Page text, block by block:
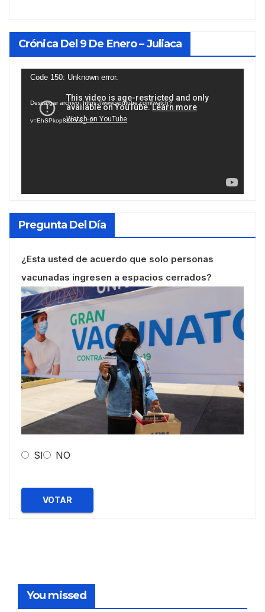
Crónica Del 9 De Enero – Juliaca
Reproductor
vídeo
Code 150: Unknown error.
Descargar archivo: https://www.youtube.com/watch?
v=EhSPkop8KPY&_=2
Pregunta Del Día
¿Esta usted de acuerdo que solo personas
vacunadas ingresen a espacios cerrados?
SI NO
VOTAR
You missed